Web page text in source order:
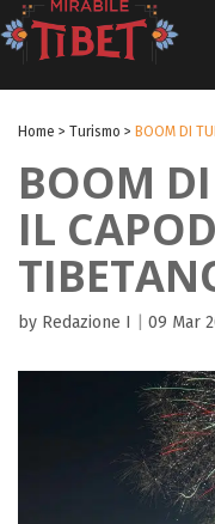
Home > Turismo > BOOM DI
BOOM
IL
by Redazione I 09 Mar